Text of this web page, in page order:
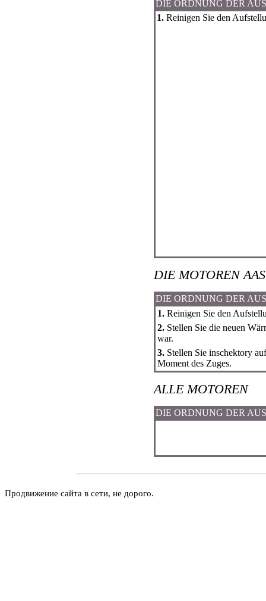
DIE ORDNUNG DER
1. Reinigen Sie den
DIE MOTOREN AAS
DIE ORDNUNG DER
1. Reinigen Sie den
2. Stellen Sie die neuen
war.
3. Stellen Sie inschektory
Moment des Zuges.
ALLE MOTOREN
DIE ORDNUNG DER
Продвижение сайта в сети, не дорого.